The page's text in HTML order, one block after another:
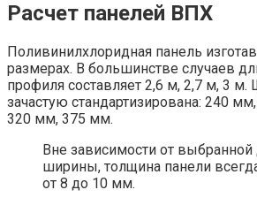
Расчет панелей ВПХ
Поливинилхлоридная панель
размерах. В большинстве случаев
профиля составляет 2,6 м, 2,7 м, 3
зачастую стандартизирована: 240
320 мм, 375 мм.
Вне зависимости от
ширины, толщина панели
от 8 до 10 мм.